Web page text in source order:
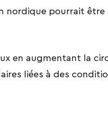
nordique pourrait être
en augmentant la
liées à des